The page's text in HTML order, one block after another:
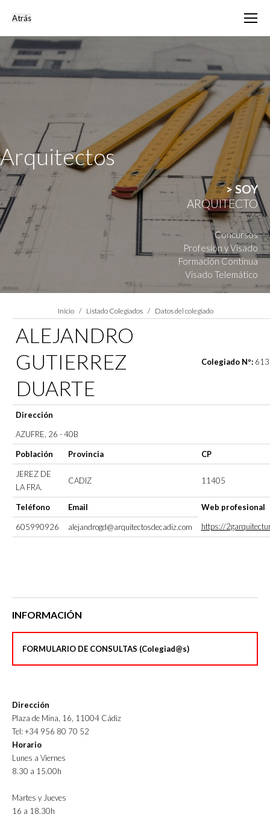
Arquitectos
> SOY
ARQUITECTO
Concursos
Profesión y Visado
Formación Continua
Visado Telemático
Estás aquí:
Inicio Listado Colegiados Datos del colegiado
ALEJANDRO
GUTIERREZ
DUARTE
Colegiado Nº:613
Dirección
AZUFRE, 26 - 40B
Población Provincia CP
JEREZ DE
LA FRA.
CADIZ 11405
Teléfono Email Web profesional
605990926 alejandrogd@arquitectosdecadiz.com https://
INFORMACIÓN
FORMULARIO DE CONSULTAS (Colegiad@s)
Dirección
Plaza de Mina, 16, 11004 Cádiz
Tel: +34 956 80 70 52
Horario
Lunes a Viernes
8.30 a 15.00h
Martes y Jueves
16 a 18.30h